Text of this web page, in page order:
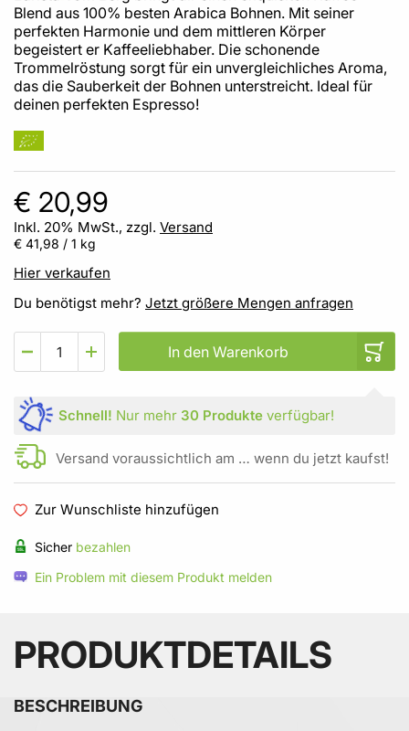
Blend aus 100% besten Arabica Bohnen. Mit seiner
perfekten Harmonie und dem mittleren Körper
begeistert er Kaffeeliebhaber. Die schonende
Trommelröstung sorgt für ein unvergleichliches Aroma,
das die Sauberkeit der Bohnen unterstreicht. Ideal für
deinen perfekten Espresso!
€ 20,99
Inkl. 20% MwSt., zzgl. Versand
€ 41,98 / 1 kg
Hier verkaufen
Du benötigst mehr? Jetzt größere Mengen anfragen
In den Warenkorb
Schnell! Nur mehr 30 Produkteverfügbar!
Versand voraussichtlich am … wenn du jetzt kaufst!
Zur Wunschliste hinzufügen
Sicher bezahlen
Ein Problem mit diesem Produkt melden
PRODUKTDETAILS
BESCHREIBUNG